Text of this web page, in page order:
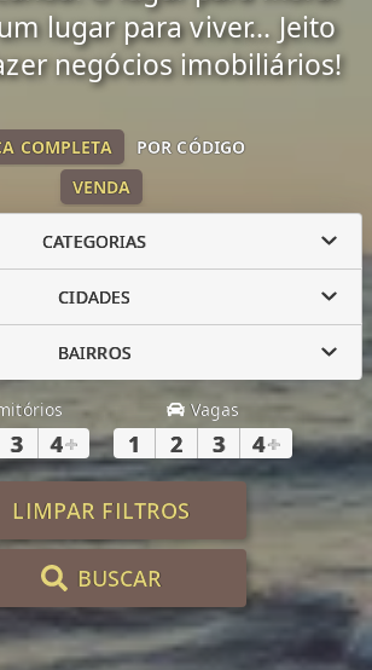
lugar para viver... Jeito
negócios imobiliários!
VENDA
COMPLETA POR CÓDIGO
CATEGORIAS
CIDADES
BAIRROS
3 4+
Vagas
1 2 3 4+
LIMPAR FILTROS
BUSCAR